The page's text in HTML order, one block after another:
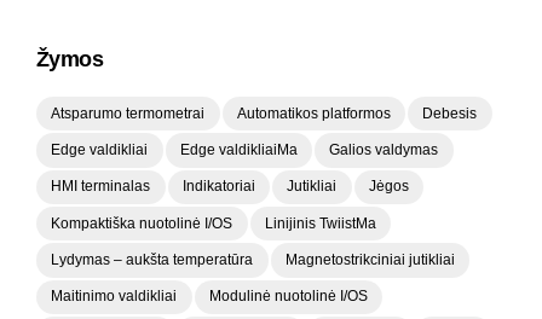
Žymos
Atsparumo termometrai Automatikos platformos Debesis
Edge valdikliai Edge valdikliaiMa Galios valdymas
HMI terminalas Indikatoriai Jutikliai Jėgos
Kompaktiška nuotolinė I/OS Linijinis TwiistMa
Lydymas – aukšta temperatūra Magnetostrikciniai jutikliai
Maitinimo valdikliai Modulinė nuotolinė I/OS